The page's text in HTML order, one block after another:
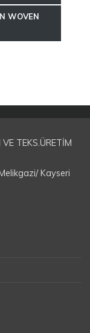
WOVEN
TEKS.ÜRETİM
Kayseri